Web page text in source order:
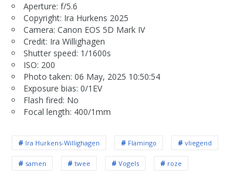
Aperture: f/5.6
Copyright: Ira Hurkens 2025
Camera: Canon EOS 5D Mark IV
Credit: Ira Willighagen
Shutter speed: 1/1600s
ISO: 200
Photo taken: 06 May, 2025 10:50:54
Exposure bias: 0/1EV
Flash fired: No
Focal length: 400/1mm
Ira Hurkens-Willighagen Flamingo vliegend
samen twee Vogels roze